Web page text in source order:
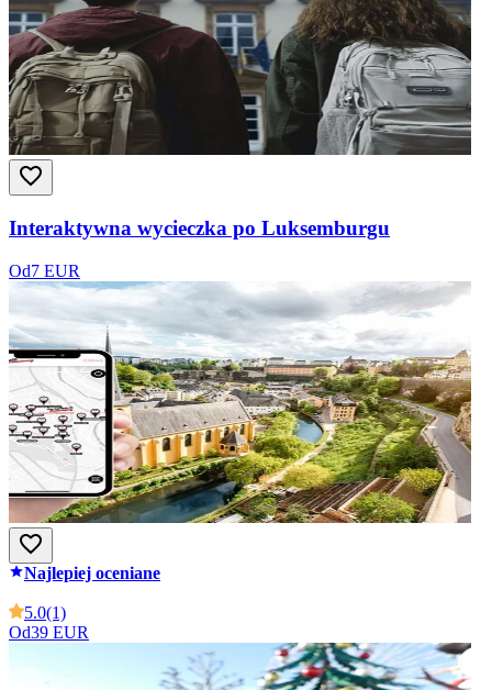
Interaktywna wycieczka po Luksemburgu
Od7 EUR
Najlepiej oceniane
5.0(1)
Od39 EUR